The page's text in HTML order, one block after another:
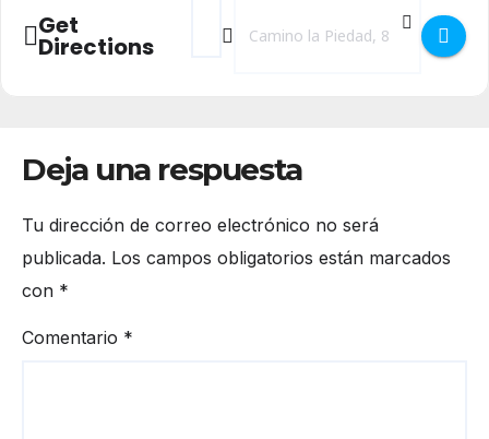
Get
Directions
Address - Los Sábados al Teatro -
Destination Address - Los
Deja una respuesta
Tu dirección de correo electrónico no será
publicada. Los campos obligatorios están marcados
con *
Comentario *